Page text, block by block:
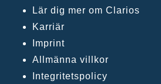
Lär dig mer om Clarios
Karriär
Imprint
Allmänna villkor
Integritetspolicy